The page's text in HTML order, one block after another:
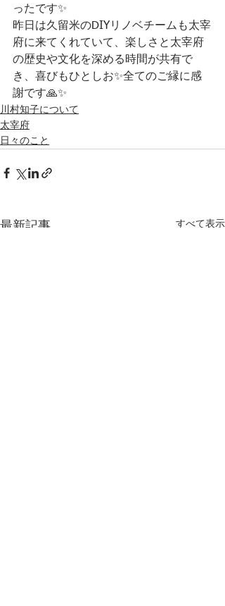
ったです✨
昨日は久留米のDIYリノベチームも太宰
府に来てくれていて、楽しさと太宰府
の歴史や文化を深める時間が共有で
き、喜びもひとしお✨全てのご縁に感
謝です🙏✨
川村知子について
太宰府
日々のこと
最新記事 すべて表示